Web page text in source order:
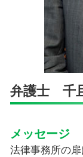
弁護士 千
メッセージ
法律事務所の扉